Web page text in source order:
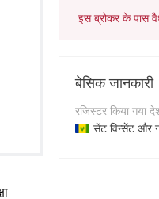
इस ब्रोकर के पास
बेसिक जानकारी
रजिस्टर किया गया
सेंट विन्सेंट और